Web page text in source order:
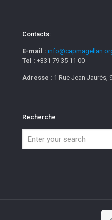
Contacts:
E-mail :
Tel : +331 79 35 11 00
Adresse : 1 Rue Jean Jaurès,
Recherche